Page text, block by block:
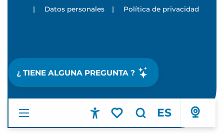
Accessibilité
Voir les favoris
Buscar
ES
¿ TIENE ALGUNA PREGUNTA ?
|
Datos personales | Política de privacidad